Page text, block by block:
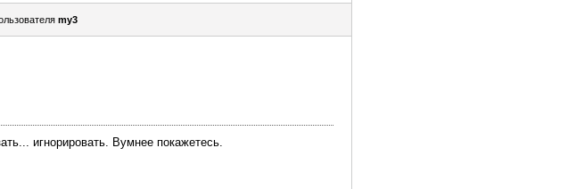
my3
игнорировать. Вумнее покажетесь.